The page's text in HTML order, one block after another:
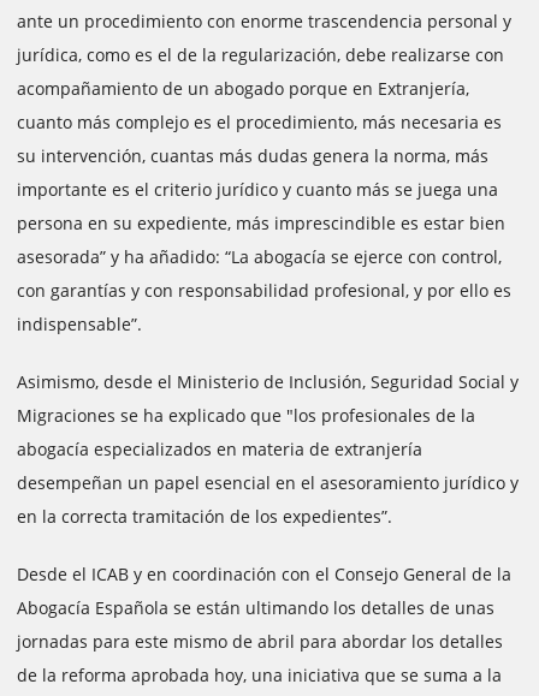
ante un procedimiento con enorme trascendencia personal y
jurídica, como es el de la regularización, debe realizarse con
acompañamiento de un abogado porque en Extranjería,
cuanto más complejo es el procedimiento, más necesaria es
su intervención, cuantas más dudas genera la norma, más
importante es el criterio jurídico y cuanto más se juega una
persona en su expediente, más imprescindible es estar bien
asesorada” y ha añadido: “La abogacía se ejerce con control,
con garantías y con responsabilidad profesional, y por ello es
indispensable”.
Asimismo, desde el Ministerio de Inclusión, Seguridad Social y
Migraciones se ha explicado que "los profesionales de la
abogacía especializados en materia de extranjería
desempeñan un papel esencial en el asesoramiento jurídico y
en la correcta tramitación de los expedientes”.
Desde el ICAB y en coordinación con el Consejo General de la
Abogacía Española se están ultimando los detalles de unas
jornadas para este mismo de abril para abordar los detalles
de la reforma aprobada hoy, una iniciativa que se suma a la